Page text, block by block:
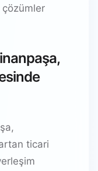
çözümler
ticari